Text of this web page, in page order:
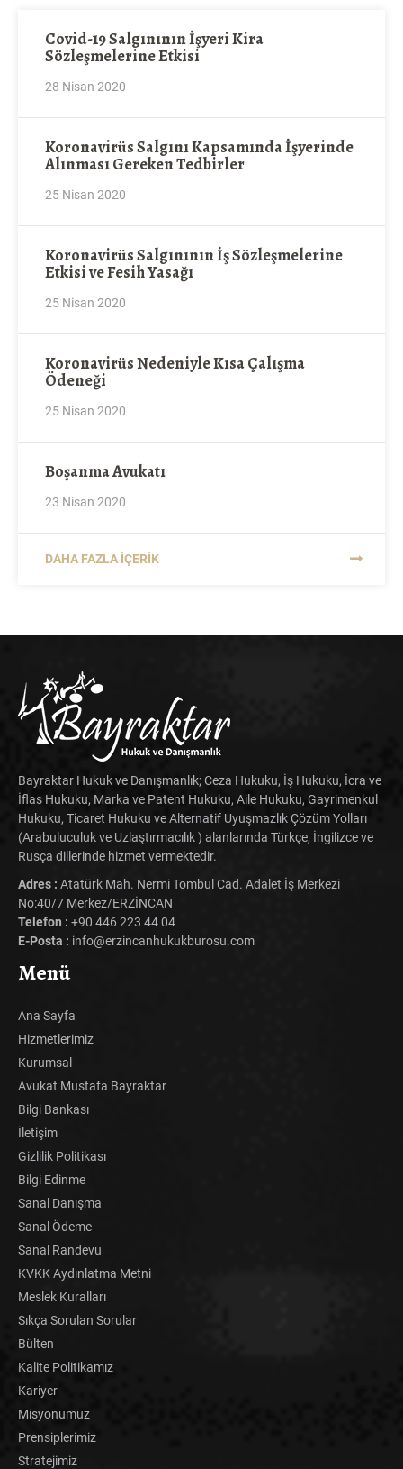
Covid-19 Salgınının İşyeri Kira
Sözleşmelerine Etkisi
28 Nisan 2020
Koronavirüs Salgını Kapsamında İşyerinde
Alınması Gereken Tedbirler
25 Nisan 2020
Koronavirüs Salgınının İş Sözleşmelerine
Etkisi ve Fesih Yasağı
25 Nisan 2020
Koronavirüs Nedeniyle Kısa Çalışma
Ödeneği
25 Nisan 2020
Boşanma Avukatı
23 Nisan 2020
DAHA FAZLA İÇERIK
Bayraktar Hukuk ve Danışmanlık; Ceza Hukuku, İş Hukuku, İcra ve
İflas Hukuku, Marka ve Patent Hukuku, Aile Hukuku, Gayrimenkul
Hukuku, Ticaret Hukuku ve Alternatif Uyuşmazlık Çözüm Yolları
(Arabuluculuk ve Uzlaştırmacılık ) alanlarında Türkçe, İngilizce ve
Rusça dillerinde hizmet vermektedir.
Adres : Atatürk Mah. Nermi Tombul Cad. Adalet İş Merkezi
No:40/7 Merkez/ERZİNCAN
Telefon : +90 446 223 44 04
E-Posta : info@erzincanhukukburosu.com
Menü
Ana Sayfa
Hizmetlerimiz
Kurumsal
Avukat Mustafa Bayraktar
Bilgi Bankası
İletişim
Gizlilik Politikası
Bilgi Edinme
Sanal Danışma
Sanal Ödeme
Sanal Randevu
KVKK Aydınlatma Metni
Meslek Kuralları
Sıkça Sorulan Sorular
Bülten
Kalite Politikamız
Kariyer
Misyonumuz
Prensiplerimiz
Stratejimiz